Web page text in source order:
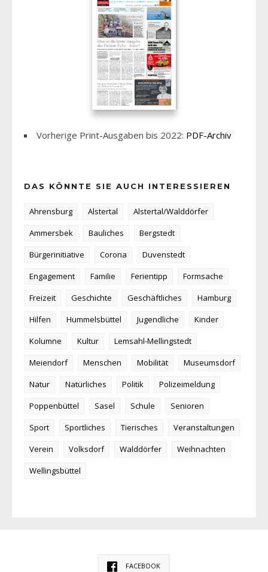
Vorherige Print-Ausgaben bis 2022: PDF-Archiv
DAS KÖNNTE SIE AUCH INTERESSIEREN
Ahrensburg Alstertal
Alstertal/Walddörfer
Ammersbek
Bauliches
Bergstedt
Bürgerinitiative
Corona
Duvenstedt
Engagement
Familie Ferientipp
Formsache
Freizeit
Geschichte Geschäftliches
Hamburg
Hilfen
Hummelsbüttel Jugendliche
Kinder
Kolumne
Kultur
Lemsahl-Mellingstedt
Meiendorf
Menschen Mobilität
Museumsdorf
Natur
Natürliches Politik
Polizeimeldung
Poppenbüttel
Sasel Schule
Senioren
Sport
Sportliches Tierisches
Veranstaltungen
Verein
Volksdorf Walddörfer
Weihnachten
Wellingsbüttel
FACEBOOK